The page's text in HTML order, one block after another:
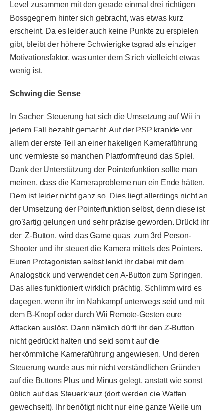
Level zusammen mit den gerade einmal drei richtigen
Bossgegnern hinter sich gebracht, was etwas kurz
erscheint. Da es leider auch keine Punkte zu erspielen
gibt, bleibt der höhere Schwierigkeitsgrad als einziger
Motivationsfaktor, was unter dem Strich vielleicht etwas
wenig ist.
Schwing die Sense
In Sachen Steuerung hat sich die Umsetzung auf Wii in
jedem Fall bezahlt gemacht. Auf der PSP krankte vor
allem der erste Teil an einer hakeligen Kameraführung
und vermieste so manchen Plattformfreund das Spiel.
Dank der Unterstützung der Pointerfunktion sollte man
meinen, dass die Kameraprobleme nun ein Ende hätten.
Dem ist leider nicht ganz so. Dies liegt allerdings nicht an
der Umsetzung der Pointerfunktion selbst, denn diese ist
großartig gelungen und sehr präzise geworden. Drückt ihr
den Z-Button, wird das Game quasi zum 3rd Person-
Shooter und ihr steuert die Kamera mittels des Pointers.
Euren Protagonisten selbst lenkt ihr dabei mit dem
Analogstick und verwendet den A-Button zum Springen.
Das alles funktioniert wirklich prächtig. Schlimm wird es
dagegen, wenn ihr im Nahkampf unterwegs seid und mit
dem B-Knopf oder durch Wii Remote-Gesten eure
Attacken auslöst. Dann nämlich dürft ihr den Z-Button
nicht gedrückt halten und seid somit auf die
herkömmliche Kameraführung angewiesen. Und deren
Steuerung wurde aus mir nicht verständlichen Gründen
auf die Buttons Plus und Minus gelegt, anstatt wie sonst
üblich auf das Steuerkreuz (dort werden die Waffen
gewechselt). Ihr benötigt nicht nur eine ganze Weile um